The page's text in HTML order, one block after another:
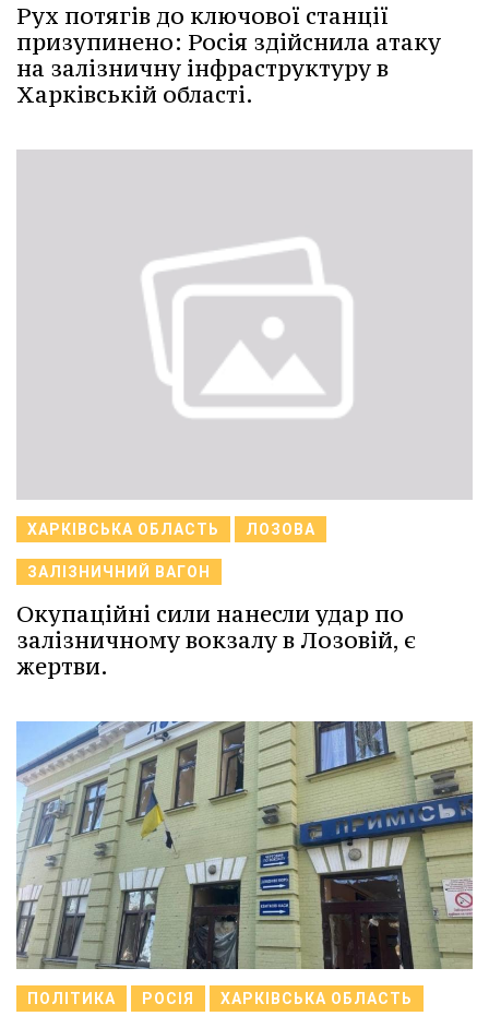
Рух потягів до ключової станції
призупинено: Росія здійснила атаку
на залізничну інфраструктуру в
Харківській області.
ХАРКІВСЬКА ОБЛАСТЬ ЛОЗОВА
ЗАЛІЗНИЧНИЙ ВАГОН
Окупаційні сили нанесли удар по
залізничному вокзалу в Лозовій, є
жертви.
ПОЛІТИКА РОСІЯ ХАРКІВСЬКА ОБЛАСТЬ